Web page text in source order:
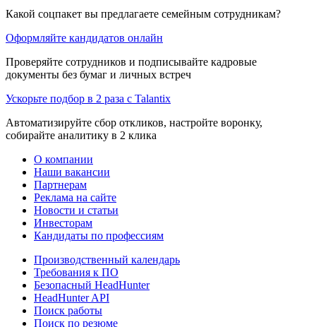
Какой соцпакет вы предлагаете семейным сотрудникам?
Оформляйте кандидатов онлайн
Проверяйте сотрудников и подписывайте кадровые
документы без бумаг и личных встреч
Ускорьте подбор в 2 раза с Talantix
Автоматизируйте сбор откликов, настройте воронку,
собирайте аналитику в 2 клика
О компании
Наши вакансии
Партнерам
Реклама на сайте
Новости и статьи
Инвесторам
Кандидаты по профессиям
Производственный календарь
Требования к ПО
Безопасный HeadHunter
HeadHunter API
Поиск работы
Поиск по резюме